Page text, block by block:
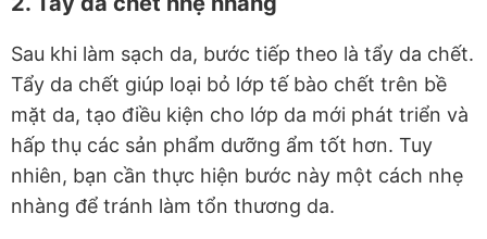
Sau khi làm sạch da, bước tiếp theo là tẩy da chết.
Tẩy da chết giúp loại bỏ lớp tế bào chết trên bề
mặt da, tạo điều kiện cho lớp da mới phát triển và
hấp thụ các sản phẩm dưỡng ẩm tốt hơn. Tuy
nhiên, bạn cần thực hiện bước này một cách nhẹ
nhàng để tránh làm tổn thương da.